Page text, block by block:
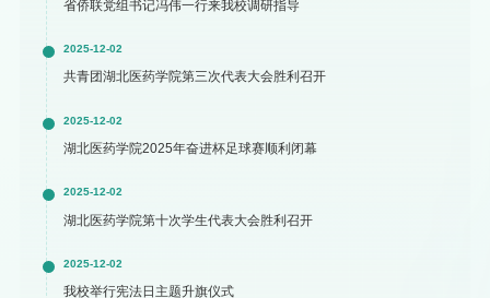
省侨联党组书记冯伟一行来我校调研指导
2025-12-02
共青团湖北医药学院第三次代表大会胜利召开
2025-12-02
湖北医药学院2025年奋进杯足球赛顺利闭幕
2025-12-02
湖北医药学院第十次学生代表大会胜利召开
2025-12-02
我校举行宪法日主题升旗仪式